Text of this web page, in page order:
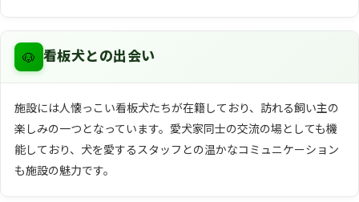
🐶 看板犬との出会い
施設には人懐っこい看板犬たちが在籍しており、訪れる飼い主の
楽しみの一つとなっています。愛犬家同士の交流の場としても機
能しており、犬を愛するスタッフとの温かなコミュニケーション
も施設の魅力です。